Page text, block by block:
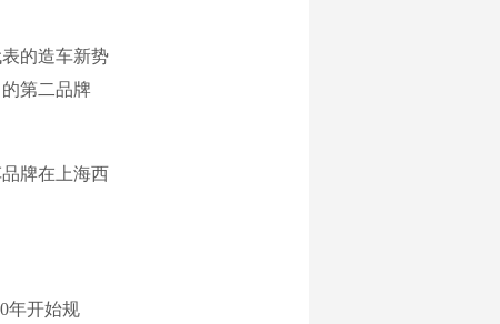
的造车新势
第二品牌
牌在上海西
年开始规